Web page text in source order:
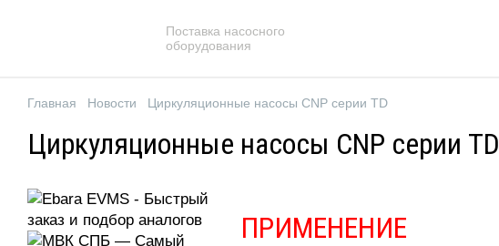
Поставка насосного
оборудования
Главная Новости Циркуляционные насосы CNP серии TD
Циркуляционные насосы CNP серии TD
ПРИМЕНЕНИЕ